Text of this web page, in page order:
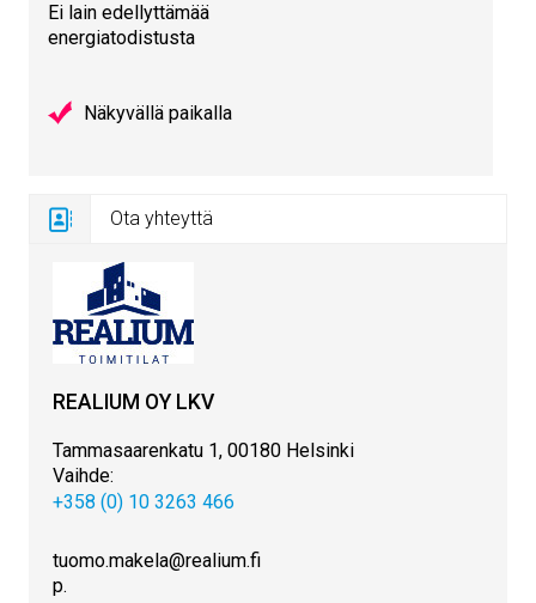
Ei lain edellyttämää
energiatodistusta
Näkyvällä paikalla
Ota yhteyttä
REALIUM OY LKV
Tammasaarenkatu 1, 00180 Helsinki
Vaihde:
+358 (0) 10 3263 466
tuomo.makela@realium.fi
p.